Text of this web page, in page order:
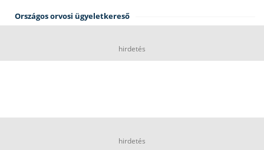
Országos orvosi ügyeletkereső
hirdetés
hirdetés